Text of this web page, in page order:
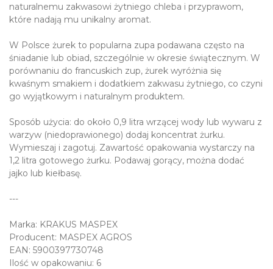
naturalnemu zakwasowi żytniego chleba i przyprawom,
które nadają mu unikalny aromat.
W Polsce żurek to popularna zupa podawana często na
śniadanie lub obiad, szczególnie w okresie świątecznym. W
porównaniu do francuskich zup, żurek wyróżnia się
kwaśnym smakiem i dodatkiem zakwasu żytniego, co czyni
go wyjątkowym i naturalnym produktem.
Sposób użycia: do około 0,9 litra wrzącej wody lub wywaru z
warzyw (niedoprawionego) dodaj koncentrat żurku.
Wymieszaj i zagotuj. Zawartość opakowania wystarczy na
1,2 litra gotowego żurku. Podawaj gorący, można dodać
jajko lub kiełbasę.
---
Marka: KRAKUS MASPEX
Producent: MASPEX AGROS
EAN: 5900397730748
Ilość w opakowaniu: 6